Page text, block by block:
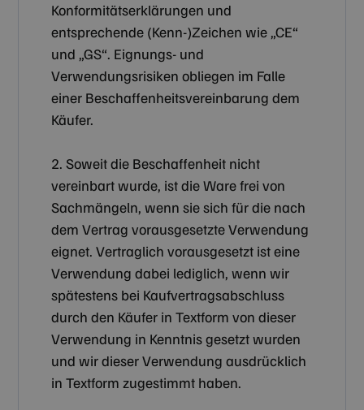
Konformitätserklärungen und
entsprechende (Kenn-)Zeichen wie „CE“
und „GS“. Eignungs- und
Verwendungsrisiken obliegen im Falle
einer Beschaffenheitsvereinbarung dem
Käufer.
2. Soweit die Beschaffenheit nicht
vereinbart wurde, ist die Ware frei von
Sachmängeln, wenn sie sich für die nach
dem Vertrag vorausgesetzte Verwendung
eignet. Vertraglich vorausgesetzt ist eine
Verwendung dabei lediglich, wenn wir
spätestens bei Kaufvertragsabschluss
durch den Käufer in Textform von dieser
Verwendung in Kenntnis gesetzt wurden
und wir dieser Verwendung ausdrücklich
in Textform zugestimmt haben.